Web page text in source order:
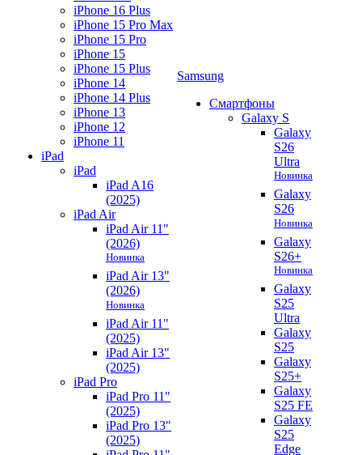
iPhone 16 Plus
iPhone 15 Pro Max
iPhone 15 Pro
iPhone 15
iPhone 15 Plus
iPhone 14
iPhone 14 Plus
iPhone 13
iPhone 12
iPhone 11
iPad
iPad
iPad A16
(2025)
iPad Air
iPad Air 11"
(2026)
Новинка
iPad Air 13"
(2026)
Новинка
iPad Air 11"
(2025)
iPad Air 13"
(2025)
iPad Pro
iPad Pro 11"
(2025)
iPad Pro 13"
(2025)
Samsung
Смартфоны
Galaxy S
Galaxy
S26
Ultra
Новинка
Galaxy
S26
Новинка
Galaxy
S26+
Новинка
Galaxy
S25
Ultra
Galaxy
S25
Galaxy
S25+
Galaxy
S25 FE
Galaxy
S25
Edge